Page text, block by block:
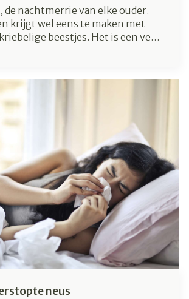
de nachtmerrie van elke ouder.
krijgt wel eens te maken met
beestjes. Het is een veel
niet gevaarlijk, maar
veel ongemak veroorzaken.
precies, hoe kan je ze
wat moet je doen als je kind toch
van luizen? Wij vertellen je er alles
neus